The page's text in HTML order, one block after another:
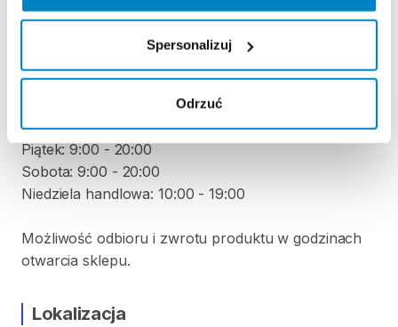
Spersonalizuj
Odrzuć
ODBIÓR I ZWROT SPRZĘTU
Wtorek: 9:00 - 20:00
Czwartek: 9:00 - 20:00
Piątek: 9:00 - 20:00
Sobota: 9:00 - 20:00
Niedziela handlowa: 10:00 - 19:00
Możliwość odbioru i zwrotu produktu w godzinach
otwarcia sklepu.
Lokalizacja